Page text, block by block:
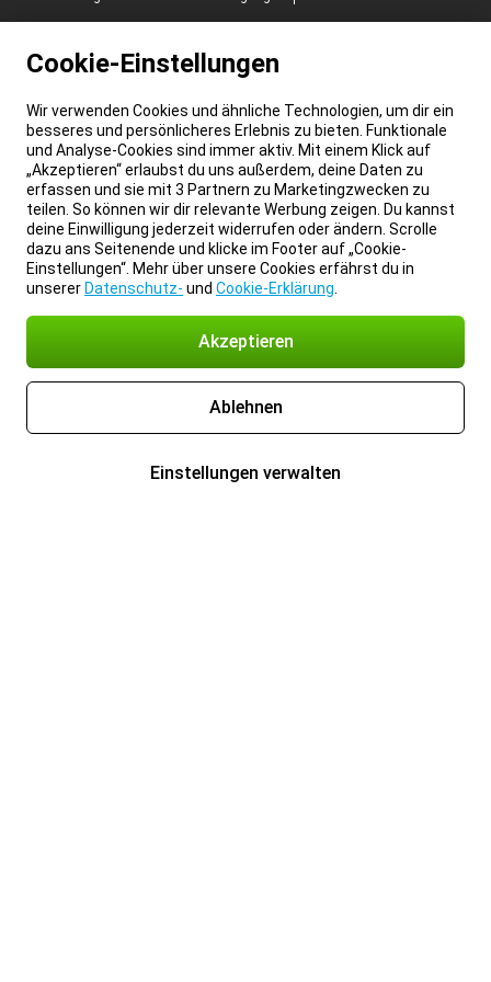
Cookie-Einstellungen
Wir verwenden Cookies und ähnliche Technologien, um dir ein
besseres und persönlicheres Erlebnis zu bieten. Funktionale
und Analyse-Cookies sind immer aktiv. Mit einem Klick auf
„Akzeptieren“ erlaubst du uns außerdem, deine Daten zu
erfassen und sie mit 3 Partnern zu Marketingzwecken zu
teilen. So können wir dir relevante Werbung zeigen. Du kannst
deine Einwilligung jederzeit widerrufen oder ändern. Scrolle
dazu ans Seitenende und klicke im Footer auf „Cookie-
Einstellungen“. Mehr über unsere Cookies erfährst du in
unserer Datenschutz- und Cookie-Erklärung
Akzeptieren
Ablehnen
Einstellungen verwalten